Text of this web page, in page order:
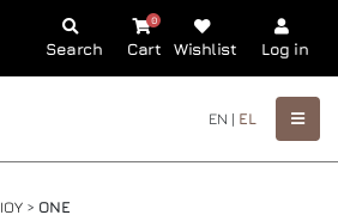
Search Cart
0
Wishlist Log in
EN | EL
> ONE